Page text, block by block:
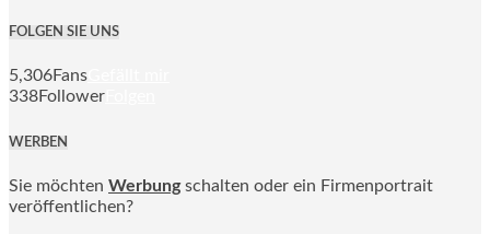
FOLGEN SIE UNS
5,306Fans
338Follower
WERBEN
Sie möchten Werbung schalten oder ein Firmenportrait
veröffentlichen?